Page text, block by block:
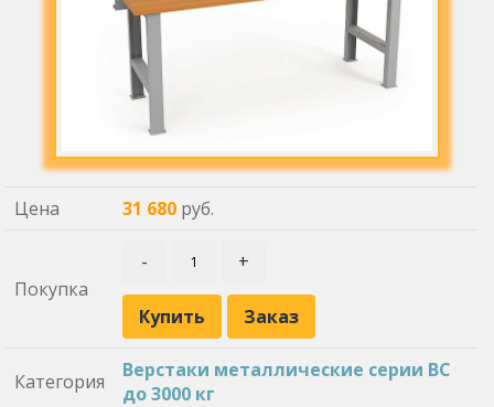
Цена 31 680 руб.
Покупка
- +
Купить Заказ
Категория
Верстаки металлические серии ВС
до 3000 кг